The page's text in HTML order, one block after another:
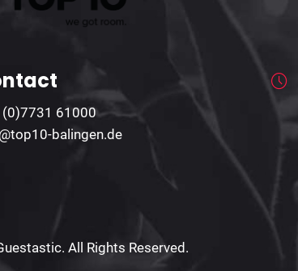
(0)7731 61000
balingen.de
All Rights Reserved.